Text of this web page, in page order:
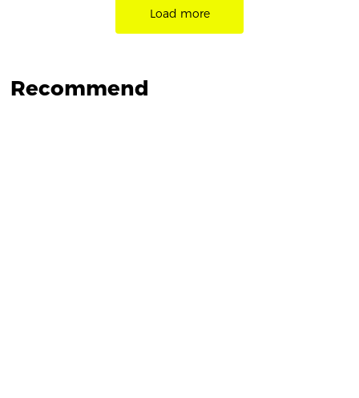
Load more
Recommend